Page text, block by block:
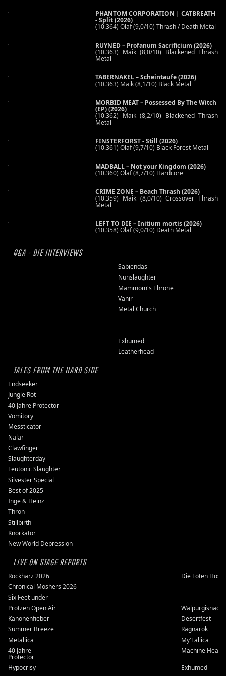
PHANTOM CORPORATION | CATBREATH
- Split (2026)
(10.364) Olaf (9,0/10) Thrash / Death Metal
RUYNED – Profanum Sacrificium (2026)
(10.363) Maik (8,0/10) Blackened Thrash
Metal
TABERNAKEL – Scheintaufe (2026)
(10.363) Maik (8,1/10) Black Metal
MORBID MEAT – Possessed By The Witch
(EP) (2026)
(10.362) Maik (8,2/10) Blackened Thrash
Metal
FINSTERFORST - Still (2026)
(10.361) Olaf (9,7/10) Black Forest Metal
MADBALL – Not your Kingdom (2026)
(10.360) Olaf (8,7/10) Hardcore
CRIME ZONE – Beach Thrash (2026)
(10.359) Maik (8,0/10) Crossover Thrash
Metal
LEFT TO DIE – Initium mortis (2026)
(10.358) Olaf (9,0/10) Death Metal
Q&A - DIE INTERVIEWS
Sabiendas
Nunslaughter
Mammom's Throne
Vanir
Metal Church
Exhumed
Leatherhead
TALES FROM THE HARD SIDE
Endseeker
Jungle Rot
40 Jahre Protector
Vomitory
Messticator
Nalar
Clawfinger
Slaughterday
Teutonic Slaughter
Silvester Special
Best of 2025
Inge & Heinz
Thron
Stillbirth
Knorkator
New World Depression
LIVE ON STAGE REPORTS
Rockharz 2026
Die Toten
Chronical Moshers 2026
Six Feet under
Protzen Open Air
Walpurgisnacht
Kanonenfieber
Desertfest
Summer Breeze
Ragnarök
Metallica
My'Tallica
40 Jahre
Protector
Machine Head
Hypocrisy
Exhumed